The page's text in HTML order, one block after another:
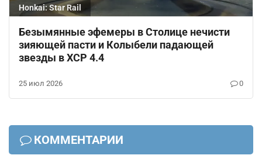
Honkai: Star Rail
Безымянные эфемеры в Столице нечисти
зияющей пасти и Колыбели падающей
звезды в ХСР 4.4
25 июл 2026 0
КОММЕНТАРИИ